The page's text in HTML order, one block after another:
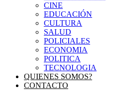
CINE
EDUCACIÓN
CULTURA
SALUD
POLICIALES
ECONOMIA
POLITICA
TECNOLOGIA
QUIENES SOMOS?
CONTACTO